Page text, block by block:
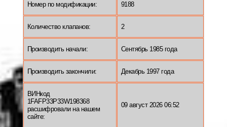
Номер по модификации: 9188
Количество клапанов: 2
Производить начали: Сентябрь 1985 года
Производить закончили: Декабрь 1997 года
ВИНкод
1FAFP33P33W198368
расшифровали на нашем
сайте:
09 август 2026 06:52